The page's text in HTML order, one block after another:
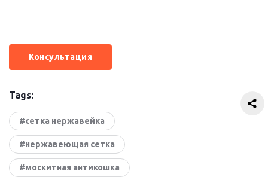
Консультация
Tags:
#сетка нержавейка
#нержавеющая сетка
#москитная антикошка